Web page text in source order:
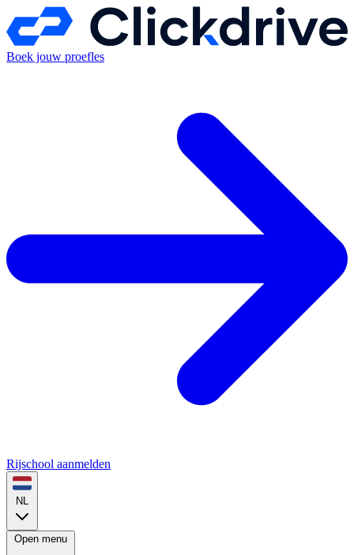
Boek jouw proefles
Rijschool aanmelden
NL
Open menu